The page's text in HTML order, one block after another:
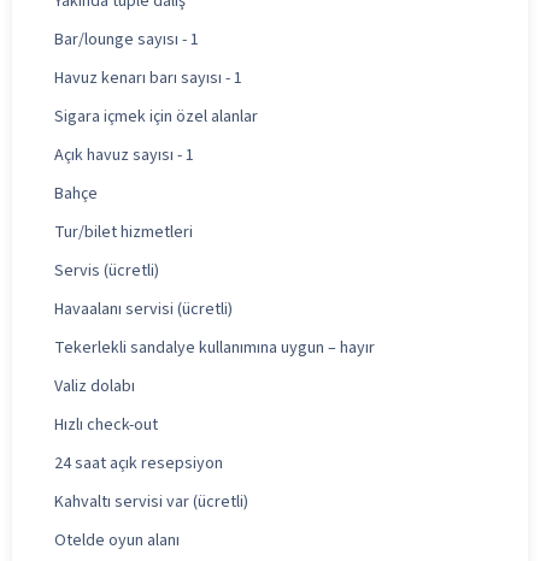
Bar/lounge sayısı - 1
Havuz kenarı barı sayısı - 1
Sigara içmek için özel alanlar
Açık havuz sayısı - 1
Bahçe
Tur/bilet hizmetleri
Servis (ücretli)
Havaalanı servisi (ücretli)
Tekerlekli sandalye kullanımına uygun – hayır
Valiz dolabı
Hızlı check-out
24 saat açık resepsiyon
Kahvaltı servisi var (ücretli)
Otelde oyun alanı